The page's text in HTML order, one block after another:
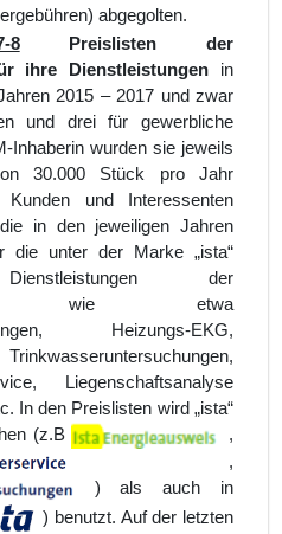
abgegolten.
8
Preislisten der
ihre Dienstleistungen in
2015 – 2017 und zwar
und drei für gewerbliche
Inhaberin wurden sie jeweils
30.000 Stück pro Jahr
Kunden und Interessenten
in den jeweiligen Jahren
die unter der Marke „ista“
der
wie etwa
Heizungs-EKG,
Liegenschaftsanalyse
In den Preislisten wird „ista“
(z.B
,
,
) als auch in
) benutzt. Auf der letzten